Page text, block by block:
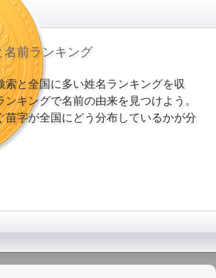
前ランキング
索と全国に多い姓名ランキングを収
キングで名前の由来を見つけよう。
苗字が全国にどう分布しているかが分